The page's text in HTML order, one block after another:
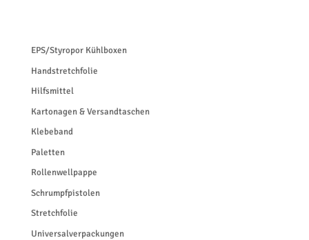
EPS/Styropor Kühlboxen
Handstretchfolie
Hilfsmittel
Kartonagen & Versandtaschen
Klebeband
Paletten
Rollenwellpappe
Schrumpfpistolen
Stretchfolie
Universalverpackungen